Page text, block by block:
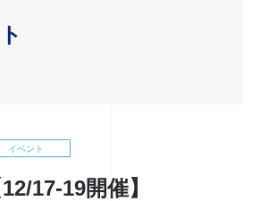
イベント
12/17-19開催】